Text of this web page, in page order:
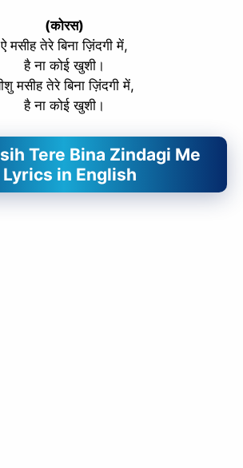
(कोरस)
ऐ मसीह तेरे बिना ज़िंदगी में,
है ना कोई खुशी।
मसीह तेरे बिना ज़िंदगी में,
है ना कोई खुशी।
Tere Bina Zindagi Me
Lyrics in English